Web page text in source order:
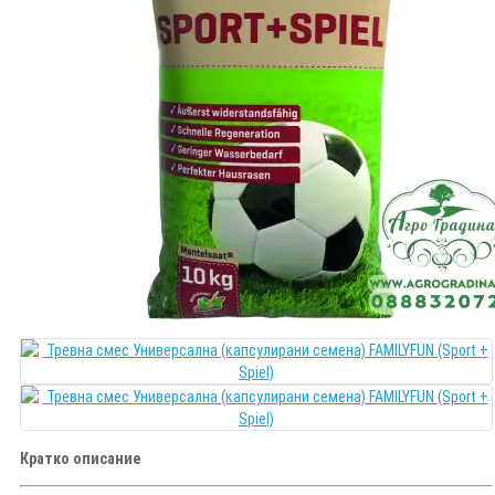
Кратко описание